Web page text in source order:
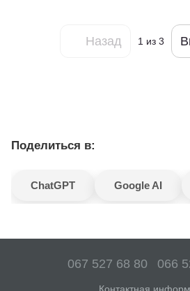
Назад 1 из 3
Поделиться в:
ChatGPT Google AI
067 527 68 80 066